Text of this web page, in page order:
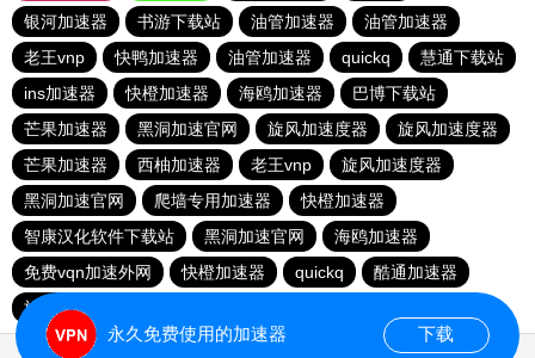
银河加速器
书游下载站 油管加速器
油管加速器
老王vnp
快鸭加速器 油管加速器 quickq
慧通下载站
ins加速器
快橙加速器 海鸥加速器
巴博下载站
芒果加速器
黑洞加速官网 旋风加速度器
旋风加速度器
芒果加速器
西柚加速器 老王vnp
旋风加速度器
黑洞加速官网
爬墙专用加速器
快橙加速器
智康汉化软件下载站
黑洞加速官网
海鸥加速器
免费vqn加速外网
快橙加速器 quickq
酷通加速器
旋风加速度器
永久免费使用的加速器 下载